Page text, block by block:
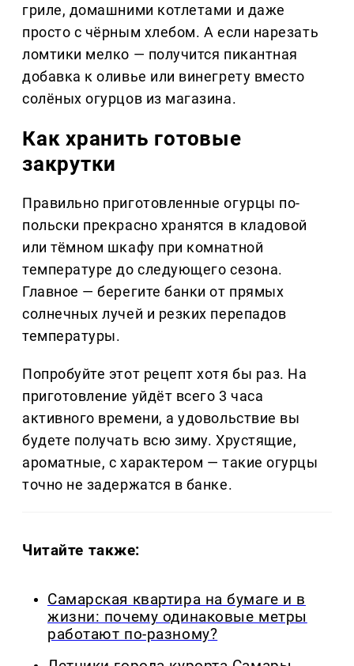
гриле, домашними котлетами и даже
просто с чёрным хлебом. А если нарезать
ломтики мелко — получится пикантная
добавка к оливье или винегрету вместо
солёных огурцов из магазина.
Как хранить готовые
закрутки
Правильно приготовленные огурцы по-
польски прекрасно хранятся в кладовой
или тёмном шкафу при комнатной
температуре до следующего сезона.
Главное — берегите банки от прямых
солнечных лучей и резких перепадов
температуры.
Попробуйте этот рецепт хотя бы раз. На
приготовление уйдёт всего 3 часа
активного времени, а удовольствие вы
будете получать всю зиму. Хрустящие,
ароматные, с характером — такие огурцы
точно не задержатся в банке.
Читайте также:
Самарская квартира на бумаге и в
жизни: почему одинаковые метры
работают по-разному?